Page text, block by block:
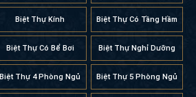
Biệt Thự Kính Biệt Thự Có Tầng Hầm
Biệt Thự Có Bể Bơi Biệt Thự Nghỉ Dưỡng
Biệt Thự 4 Phòng Ngủ Biệt Thự 5 Phòng Ngủ